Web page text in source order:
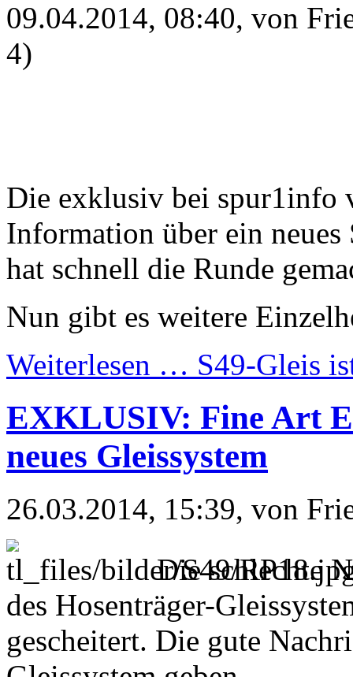
09.04.2014, 08:40, von
4)
Die exklusiv bei spur1info
Information über ein neues
hat schnell die Runde
Nun gibt es weitere
Weiterlesen … S49-Gleis
EXKLUSIV: Fine Art
neues Gleissystem
26.03.2014, 15:39, von
Die schlechte
des Hosenträger-
gescheitert. Die gute